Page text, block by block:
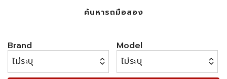
ค้นหารถมือสอง
Brand Model